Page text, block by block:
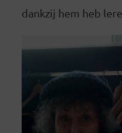
dankzij hem heb